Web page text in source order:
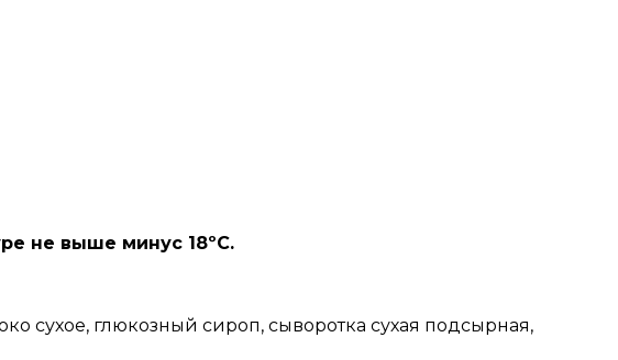
не выше минус 18ºС.
сухое, глюкозный сироп, сыворотка сухая подсырная,